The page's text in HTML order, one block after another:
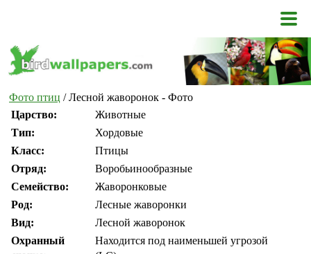
Фото птиц / Лесной жаворонок - Фото
Царство:
Животные
Тип:
Хордовые
Класс:
Птицы
Отряд:
Воробьинообразные
Семейство:
Жаворонковые
Род:
Лесные жаворонки
Вид:
Лесной жаворонок
Охранный
Находится под наименьшей угрозой